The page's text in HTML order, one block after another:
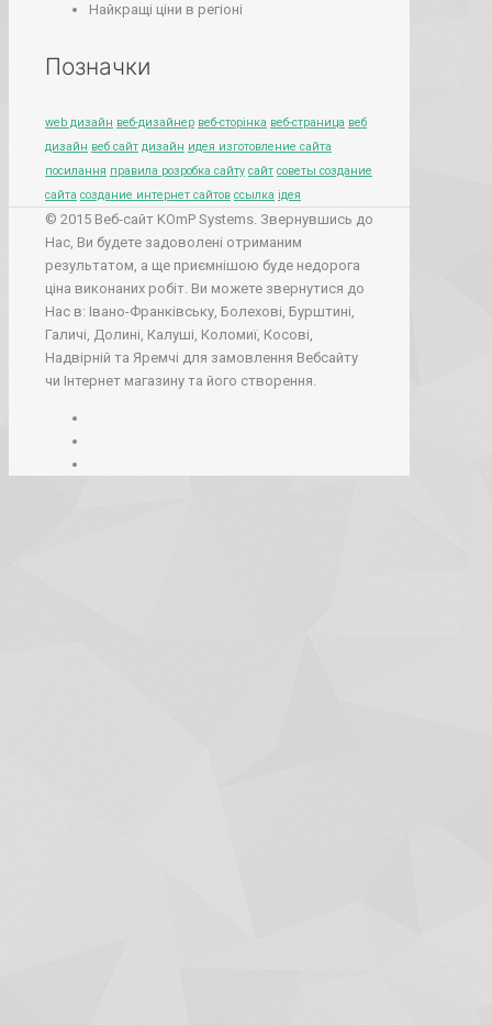
Найкращі ціни в регіоні
Позначки
web дизайн веб-дизайнер веб-сторінка веб-страница веб
дизайн веб сайт дизайн идея изготовление сайта
посилання правила розробка сайту сайт советы создание
сайта создание интернет сайтов ссылка ідея
© 2015 Веб-сайт KOmP Systems. Звернувшись до
Нас, Ви будете задоволені отриманим
результатом, а ще приємнішою буде недорога
ціна виконаних робіт. Ви можете звернутися до
Нас в: Івано-Франківську, Болехові, Бурштині,
Галичі, Долині, Калуші, Коломиї, Косові,
Надвірній та Яремчі для замовлення Вебсайту
чи Інтернет магазину та його створення.